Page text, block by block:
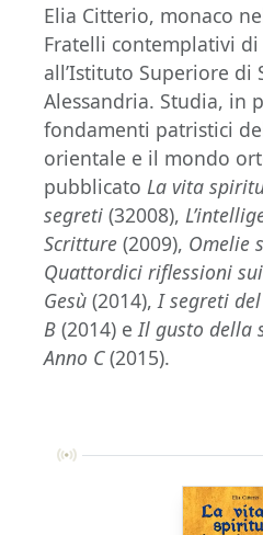
Elia Citterio, monaco
Fratelli contemplativi di
all’Istituto Superiore di
Alessandria. Studia, in
fondamenti patristici
orientale e il mondo
pubblicato La vita
segreti (32008),
Scritture (2009), Omelie
Quattordici riflessioni
Gesù (2014),I segreti
B (2014) eIl gusto della
Anno C(2015).